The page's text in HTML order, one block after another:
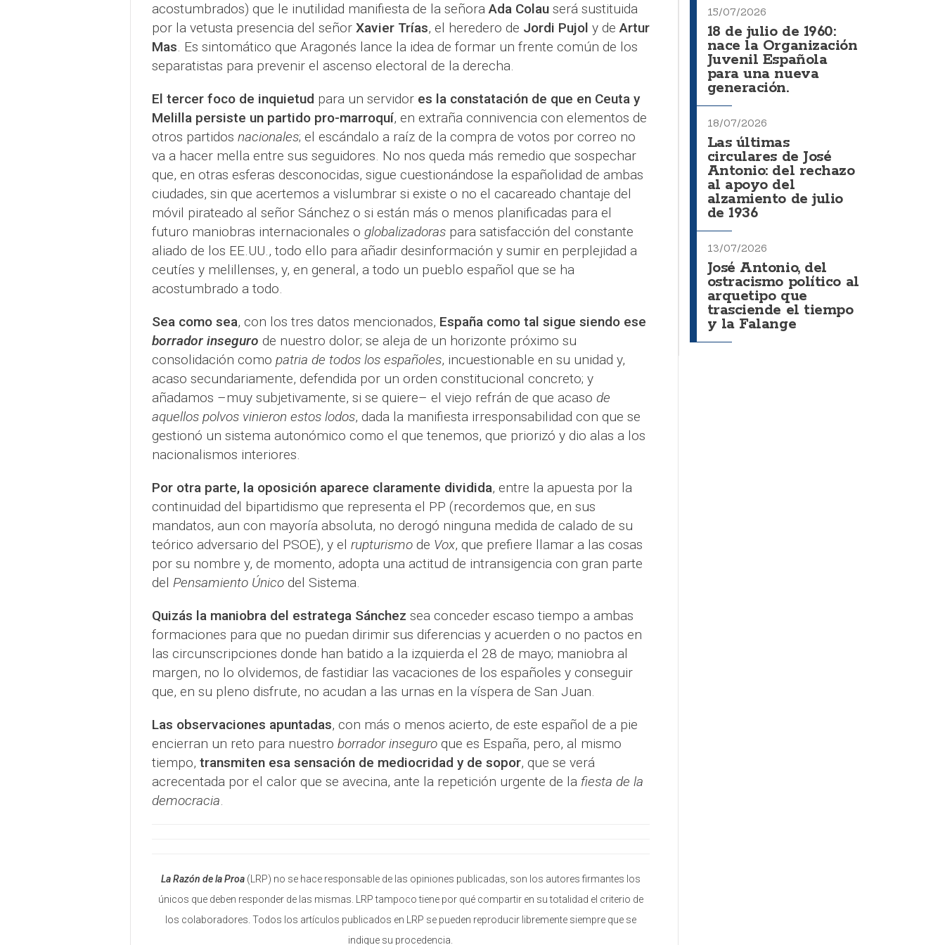
acostumbrados) que le inutilidad manifiesta de la señoraAda Colauserá sustituida
por la vetusta presencia del señor Xavier Trías, el heredero de Jordi Pujol y deArtur
Mas. Es sintomático que Aragonés lance la idea de formar un frente común de los
separatistas para prevenir el ascenso electoral de la derecha.
El tercer foco de inquietud para un servidor es la constatación de que en Ceuta y
Melilla persiste un partido pro-marroquí, en extraña connivencia con elementos de
otros partidos nacionales; el escándalo a raíz de la compra de votos por correo no
va a hacer mella entre sus seguidores. No nos queda más remedio que sospechar
que, en otras esferas desconocidas, sigue cuestionándose la españolidad de ambas
ciudades, sin que acertemos a vislumbrar si existe o no el cacareado chantaje del
móvil pirateado al señor Sánchez o si están más o menos planificadas para el
futuro maniobras internacionales o globalizadoraspara satisfacción del constante
aliado de los EE.UU., todo ello para añadir desinformación y sumir en perplejidad a
ceutíes y melillenses, y, en general, a todo un pueblo español que se ha
acostumbrado a todo.
Sea como sea, con los tres datos mencionados, España como tal sigue siendo ese
borrador inseguro de nuestro dolor; se aleja de un horizonte próximo su
consolidación como patria de todos los españoles, incuestionable en su unidad y,
acaso secundariamente, defendida por un orden constitucional concreto; y
añadamos –muy subjetivamente, si se quiere– el viejo refrán de que acaso de
aquellos polvos vinieron estos lodos, dada la manifiesta irresponsabilidad con que se
gestionó un sistema autonómico como el que tenemos, que priorizó y dio alas a los
nacionalismos interiores.
Por otra parte, la oposición aparece claramente dividida, entre la apuesta por la
continuidad del bipartidismo que representa el PP (recordemos que, en sus
mandatos, aun con mayoría absoluta, no derogó ninguna medida de calado de su
teórico adversario del PSOE), y el rupturismo de Vox, que prefiere llamar a las cosas
por su nombre y, de momento, adopta una actitud de intransigencia con gran parte
del Pensamiento Únicodel Sistema.
Quizás la maniobra del estratega Sánchez sea conceder escaso tiempo a ambas
formaciones para que no puedan dirimir sus diferencias y acuerden o no pactos en
las circunscripciones donde han batido a la izquierda el 28 de mayo; maniobra al
margen, no lo olvidemos, de fastidiar las vacaciones de los españoles y conseguir
que, en su pleno disfrute, no acudan a las urnas en la víspera de San Juan.
Las observaciones apuntadas, con más o menos acierto, de este español de a pie
encierran un reto para nuestro borrador inseguroque es España, pero, al mismo
tiempo, transmiten esa sensación de mediocridad y de sopor, que se verá
acrecentada por el calor que se avecina, ante la repetición urgente de la fiesta de la
democracia.
La Razón de la Proa(LRP) no se hace responsable de las opiniones publicadas, son los autores firmantes los
únicos que deben responder de las mismas. LRP tampoco tiene por qué compartir en su totalidad el criterio de
los colaboradores. Todos los artículos publicados en LRP se pueden reproducir libremente siempre que se
indique su procedencia.
15/07/2026
18 de julio de 1960:
nace la Organización
Juvenil Española
para una nueva
generación.
18/07/2026
Las últimas
circulares de José
Antonio: del rechazo
al apoyo del
alzamiento de julio
de 1936
13/07/2026
José Antonio, del
ostracismo político al
arquetipo que
trasciende el tiempo
y la Falange